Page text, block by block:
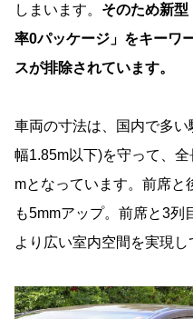
しまいます。 そのため新
率0パッケージ」をキーワ
スが排除されています。
車両の寸法は、国内で多
幅1.85m以下)を守って、
mとなっています。前席と
も5mmアップ。前席と3列
より広い室内空間を実現し